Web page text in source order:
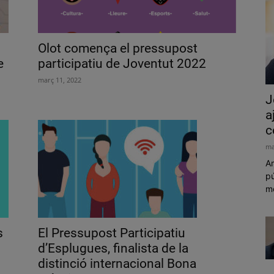
Olot comença el pressupost
participatiu de Joventut 2022
març 11, 2022
El Pressupost Participatiu
d’Esplugues, finalista de la
distinció internacional Bona